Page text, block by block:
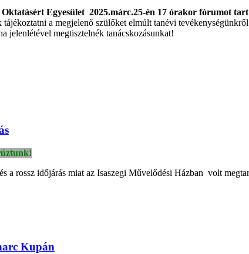
Oktatásért Egyesület 2025.márc.25-én 17 órakor fórumot tart
a megjelenő szülőket elmúlt tanévi
megtisztelnék tanácskozásunkat!
a rossz időjárás miat az Isaszegi Művelődési Házban volt
Kupán